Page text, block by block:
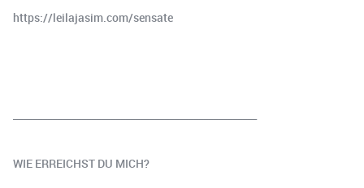
⁠https://leilajasim.com/sensate⁠
WIE ERREICHST DU MICH?